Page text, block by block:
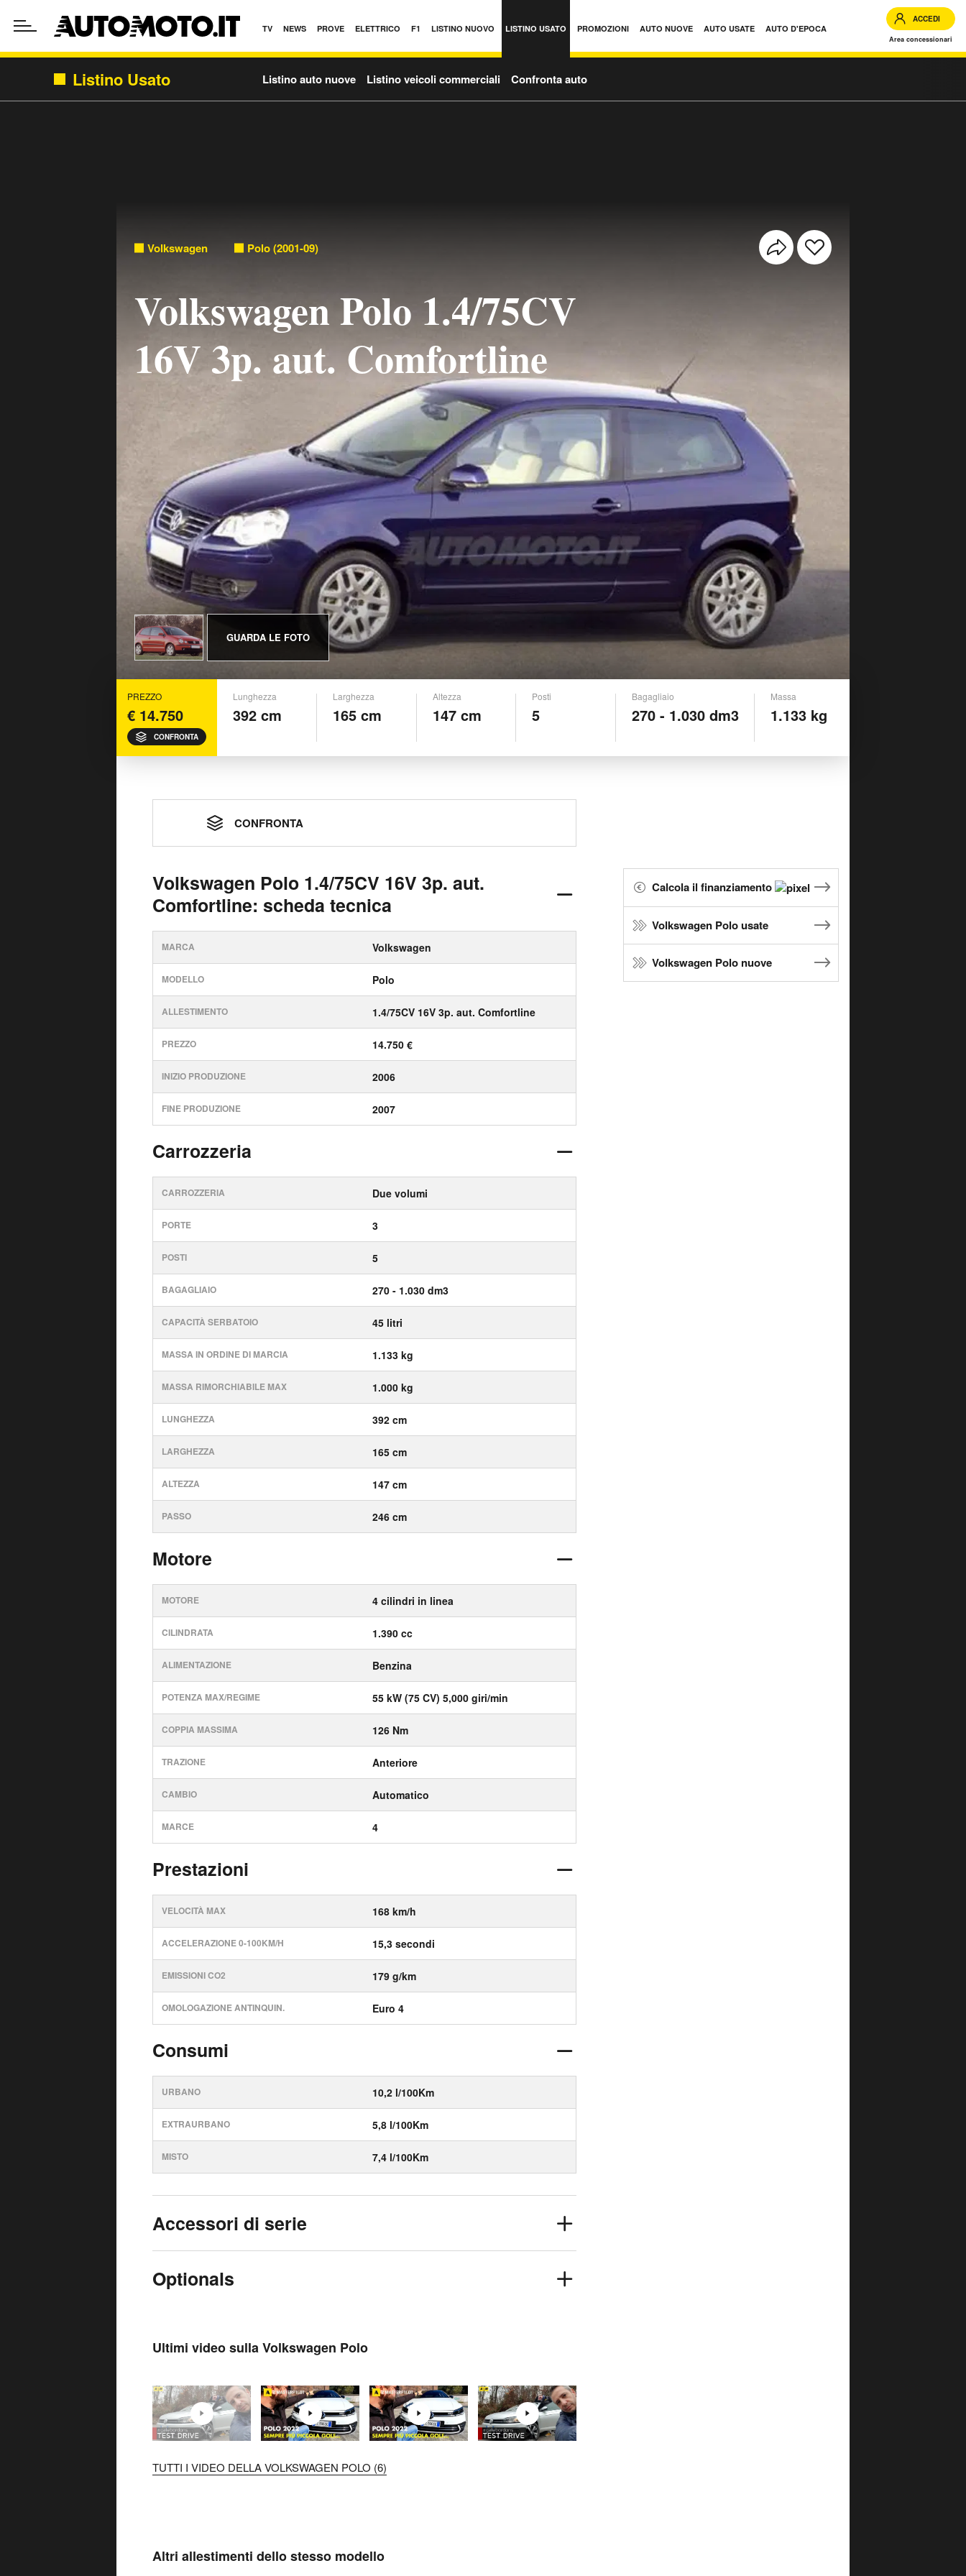
TV NEWS PROVE ELETTRICO F1 LISTINO NUOVO LISTINO USATO PROMOZIONI AUTO NUOVE AUTO USATE AUTO D'EPOCA
ACCEDI
Area concessionari
Listino Usato Listino auto nuove Listino veicoli commerciali Confronta auto
Volkswagen Polo (2001-09)
Volkswagen Polo 1.4/75CV
16V 3p. aut. Comfortline
GUARDA LE FOTO
PREZZO
€ 14.750
CONFRONTA
Lunghezza
392 cm
Larghezza
165 cm
Altezza
147 cm
Posti
5
Bagagliaio
270 - 1.030 dm3
Massa
1.133 kg
CONFRONTA
Volkswagen Polo 1.4/75CV 16V 3p. aut.
Comfortline: scheda tecnica
MARCA Volkswagen
MODELLO Polo
ALLESTIMENTO 1.4/75CV 16V 3p. aut. Comfortline
PREZZO 14.750 €
INIZIO PRODUZIONE 2006
FINE PRODUZIONE 2007
Carrozzeria
CARROZZERIA Due volumi
PORTE 3
POSTI 5
BAGAGLIAIO 270 - 1.030 dm3
CAPACITÀ SERBATOIO 45 litri
MASSA IN ORDINE DI MARCIA 1.133 kg
MASSA RIMORCHIABILE MAX 1.000 kg
LUNGHEZZA 392 cm
LARGHEZZA 165 cm
ALTEZZA 147 cm
PASSO 246 cm
Motore
MOTORE 4 cilindri in linea
CILINDRATA 1.390 cc
ALIMENTAZIONE Benzina
POTENZA MAX/REGIME 55 kW (75 CV) 5,000 giri/min
COPPIA MASSIMA 126 Nm
TRAZIONE Anteriore
CAMBIO Automatico
MARCE 4
Prestazioni
VELOCITÀ MAX 168 km/h
ACCELERAZIONE 0-100KM/H 15,3 secondi
EMISSIONI CO2 179 g/km
OMOLOGAZIONE ANTINQUIN. Euro 4
Consumi
URBANO 10,2 l/100Km
EXTRAURBANO 5,8 l/100Km
MISTO 7,4 l/100Km
Accessori di serie
Optionals
Ultimi video sulla Volkswagen Polo
TUTTI I VIDEO DELLA VOLKSWAGEN POLO (6)
Calcola il finanziamento
Volkswagen Polo usate
Volkswagen Polo nuove
Altri allestimenti dello stesso modello